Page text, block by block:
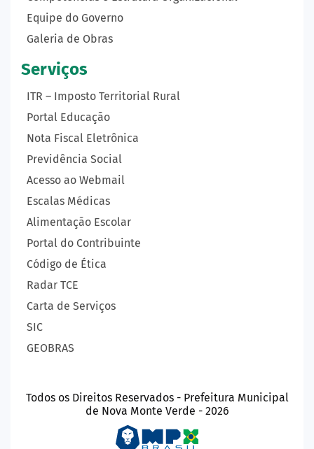
Equipe do Governo
Galeria de Obras
Serviços
ITR – Imposto Territorial Rural
Portal Educação
Nota Fiscal Eletrônica
Previdência Social
Acesso ao Webmail
Escalas Médicas
Alimentação Escolar
Portal do Contribuinte
Código de Ética
Radar TCE
Carta de Serviços
SIC
GEOBRAS
Todos os Direitos Reservados - Prefeitura Municipal
de Nova Monte Verde - 2026